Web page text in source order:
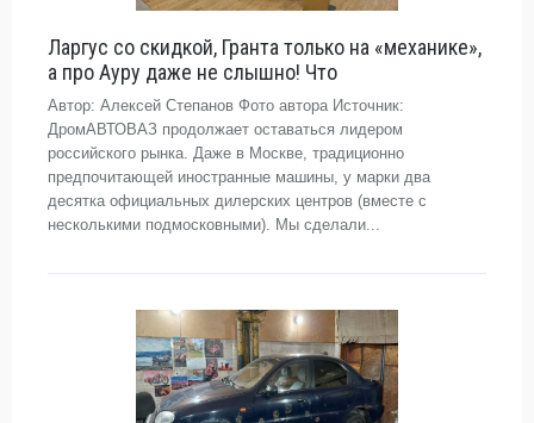
Ларгус со скидкой, Гранта только на «механике»,
а про Ауру даже не слышно! Что
Автор: Алексей Степанов Фото автора Источник:
ДромАВТОВАЗ продолжает оставаться лидером
российского рынка. Даже в Москве, традиционно
предпочитающей иностранные машины, у марки два
десятка официальных дилерских центров (вместе с
несколькими подмосковными). Мы сделали...